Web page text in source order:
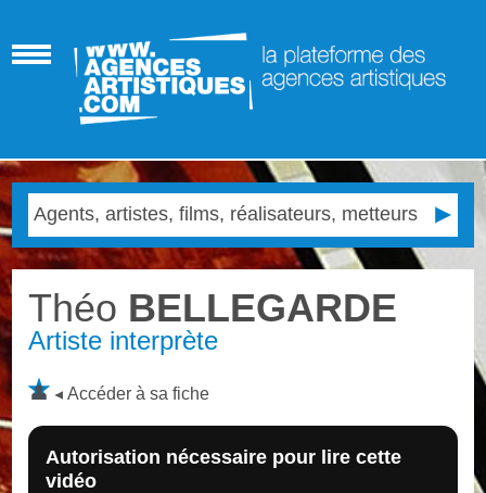
Théo BELLEGARDE
Artiste interprète
Accéder à sa fiche
Autorisation nécessaire pour lire cette
vidéo